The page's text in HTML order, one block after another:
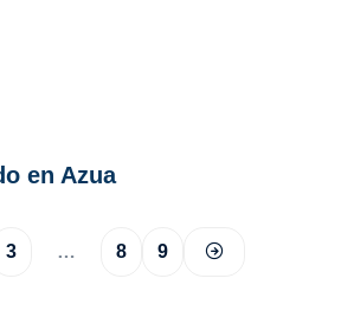
en Azua
3 … 8 9